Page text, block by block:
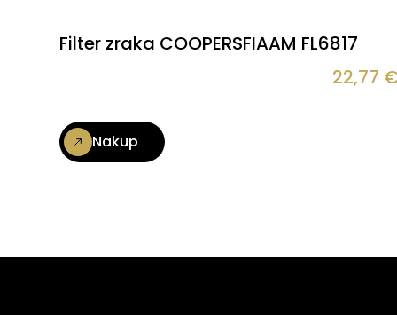
Filter zraka COOPERSFIAAM FL6817
22,77
Nakup